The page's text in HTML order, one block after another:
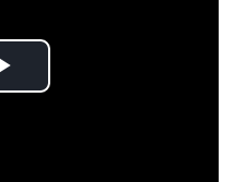
Play